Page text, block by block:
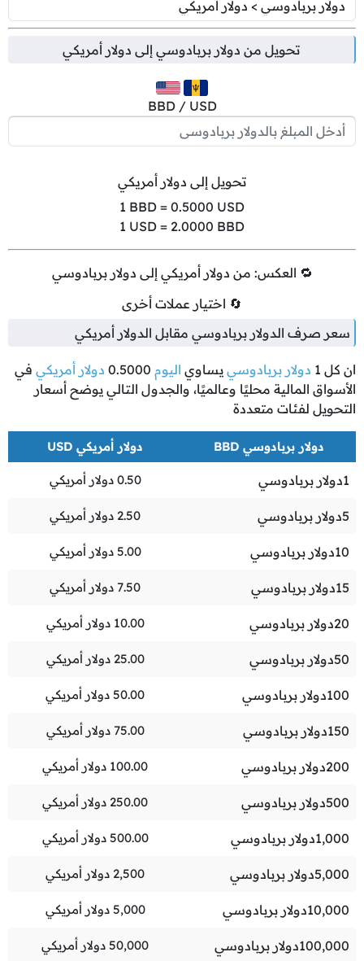
تحويل من دولار بربادوسي إلى دولار أمريكي
BBD / USD
تحويل إلى دولار أمريكي
1 BBD = 0.5000 USD
1 USD = 2.0000 BBD
🔁 العكس: من دولار أمريكي إلى دولار بربادوسي
🔄 اختيار عملات أخرى
سعر صرف الدولار بربادوسي مقابل الدولار أمريكي
ان كل 1 دولار بربادوسي يساوي اليوم 0.5000 دولار أمريكي في
الأسواق المالية محليًا وعالميًا، والجدول التالي يوضح أسعار
التحويل لفئات متعددة
دولار بربادوسي BBD دولار أمريكي USD
1دولار بربادوسي 0.50 دولار أمريكي
5دولار بربادوسي 2.50 دولار أمريكي
10دولار بربادوسي 5.00 دولار أمريكي
15دولار بربادوسي 7.50 دولار أمريكي
20دولار بربادوسي 10.00 دولار أمريكي
50دولار بربادوسي 25.00 دولار أمريكي
100دولار بربادوسي 50.00 دولار أمريكي
150دولار بربادوسي 75.00 دولار أمريكي
200دولار بربادوسي 100.00 دولار أمريكي
500دولار بربادوسي 250.00 دولار أمريكي
1,000دولار بربادوسي 500.00 دولار أمريكي
5,000دولار بربادوسي 2,500 دولار أمريكي
10,000دولار بربادوسي 5,000 دولار أمريكي
100,000دولار بربادوسي 50,000 دولار أمريكي